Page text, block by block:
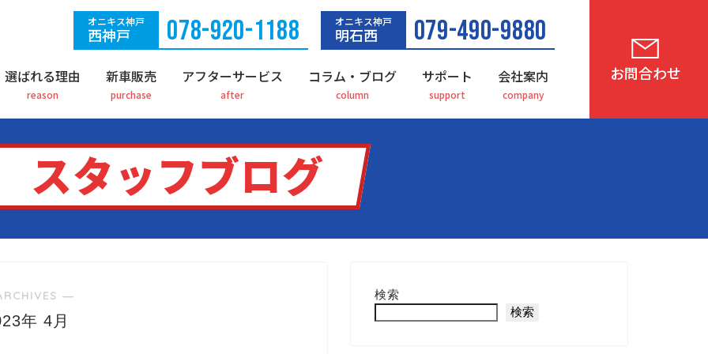
オニキス神戸
西神戸 078-920-1188 オニキス神戸
明石西 079-490-9880
選ばれる理由 新車販売 アフターサービス コラム・ブログ サポート 会社案内 お問合わせ
スタッフブログ
―
年 4月
検索
検索